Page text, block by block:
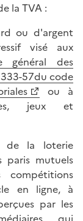
la TVA :
ou d'argent
visé aux
général des
57du code
ou à
jeux et
de la loterie
paris mutuels
en ligne, à
par les